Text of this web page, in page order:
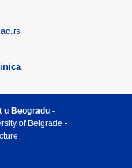
u Beogradu -
of Belgrade -